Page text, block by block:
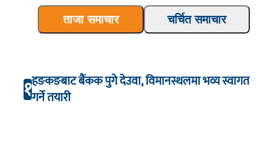
ताजा समाचार चर्चित समाचार
१हङकङबाट बैंकक पुगे देउवा, विमानस्थलमा भव्य स्वागत
गर्ने तयारी